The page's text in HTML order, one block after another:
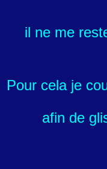
il ne me
Pour cela je
afin de